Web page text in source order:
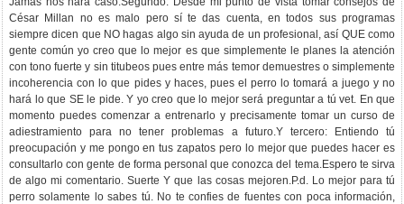
César Millan no es malo pero sí te das cuenta, en todos sus programas
siempre dicen que NO hagas algo sin ayuda de un profesional, así QUE como
gente común yo creo que lo mejor es que simplemente le planes la atención
con tono fuerte y sin titubeos pues entre más temor demuestres o simplemente
incoherencia con lo que pides y haces, pues el perro lo tomará a juego y no
hará lo que SE le pide. Y yo creo que lo mejor será preguntar a tú vet. En que
momento puedes comenzar a entrenarlo y precisamente tomar un curso de
adiestramiento para no tener problemas a futuro.Y tercero: Entiendo tú
preocupación y me pongo en tus zapatos pero lo mejor que puedes hacer es
consultarlo con gente de forma personal que conozca del tema.Espero te sirva
de algo mi comentario. Suerte Y que las cosas mejoren.P.d. Lo mejor para tú
perro solamente lo sabes tú. No te confies de fuentes con poca información,